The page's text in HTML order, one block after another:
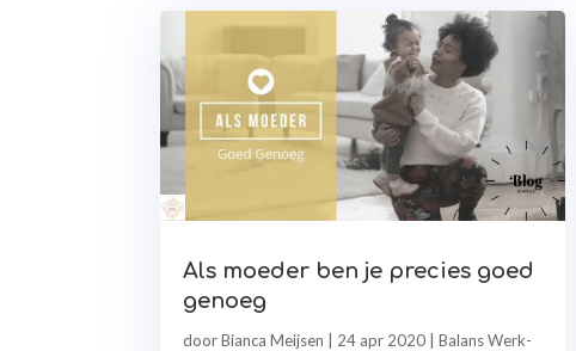
Als moeder ben je precies goed
genoeg
doorBianca Meijsen 24 apr 2020 |Balans Werk-